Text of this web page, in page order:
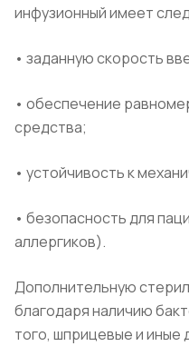
инфузионный имеет
• заданную скорость
• обеспечение
средства;
• устойчивость к
• безопасность для
аллергиков).
Дополнительную
благодаря наличию
того, шприцевые и иные